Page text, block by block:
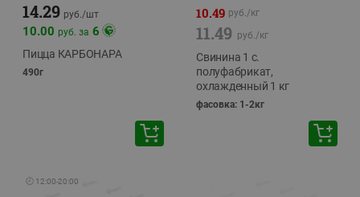
14.29 руб./шт
10.00 руб. за 6
Пицца КАРБОНАРА
490г
10.49 руб./кг
11.49 руб./кг
Свинина 1 с.
полуфабрикат,
охлажденный 1 кг
фасовка: 1-2кг
🕘 12:00-20:00